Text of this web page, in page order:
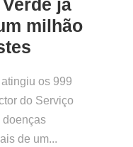
já
milhão
os 999
do Serviço
doenças
de um...